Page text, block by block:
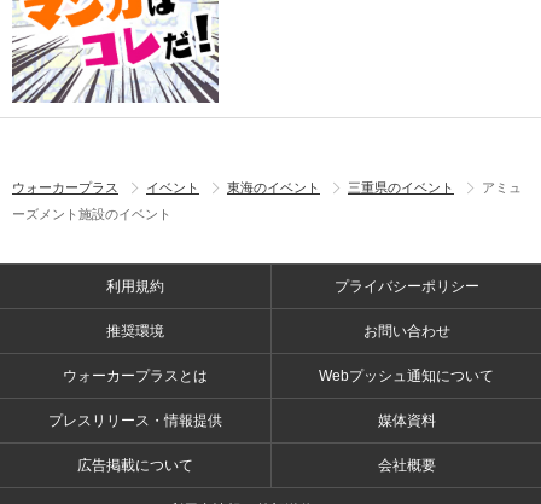
ウォーカープラス イベント 東海のイベント 三重県のイベント
アミュ
ーズメント施設のイベント
利用規約 プライバシーポリシー
推奨環境 お問い合わせ
ウォーカープラスとは Webプッシュ通知について
プレスリリース・情報提供 媒体資料
広告掲載について 会社概要